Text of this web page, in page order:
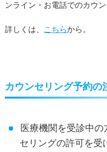
ンライン・お電話でのカウ
詳しくは、 こちらから。
カウンセリング予約の
医療機関を受診中
セリングの許可を受